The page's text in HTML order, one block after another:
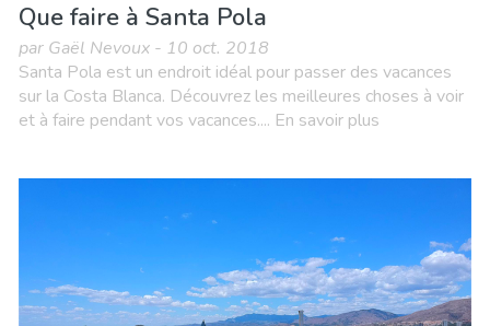
Que faire à Santa Pola
par Gaël Nevoux - 10 oct. 2018
Santa Pola est un endroit idéal pour passer des vacances
sur la Costa Blanca. Découvrez les meilleures choses à voir
et à faire pendant vos vacances.... En savoir plus